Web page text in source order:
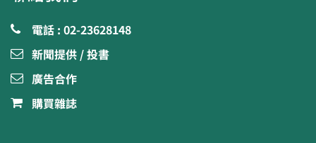
電話 : 02-23628148
新聞提供 / 投書
廣告合作
購買雜誌